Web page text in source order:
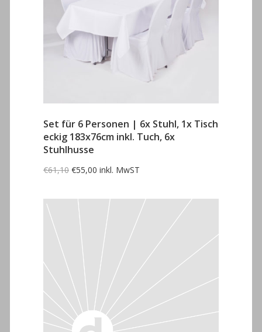
Set für 6 Personen | 6x Stuhl, 1x Tisch
eckig 183x76cm inkl. Tuch, 6x
Stuhlhusse
€61,10 Ursprünglicher
Preis
€55,00 Aktueller
inkl. MwST